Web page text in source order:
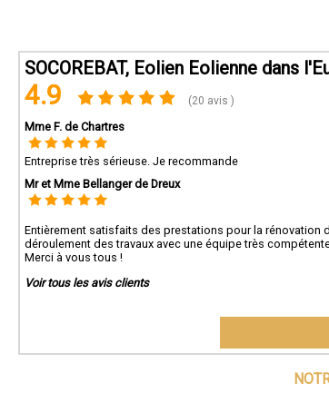
SOCOREBAT, Eolien Eolienne dans
4.9 (20 avis )
Mme F. de Chartres
Entreprise très sérieuse. Je recommande
Mr et Mme Bellanger de Dreux
Entièrement satisfaits des prestations pour la rénovation
déroulement des travaux avec une équipe très
Merci à vous tous !
Voir tous les avis clients